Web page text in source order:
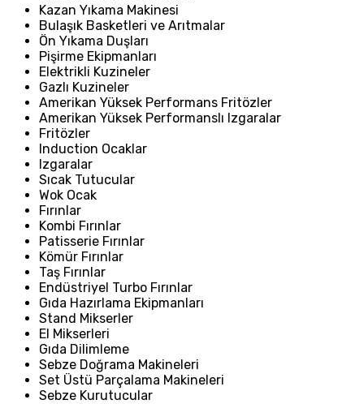
Kazan Yıkama Makinesi
Bulaşık Basketleri ve Arıtmalar
Ön Yıkama Duşları
Pişirme Ekipmanları
Elektrikli Kuzineler
Gazlı Kuzineler
Amerikan Yüksek Performans Fritözler
Amerikan Yüksek Performanslı Izgaralar
Fritözler
Induction Ocaklar
Izgaralar
Sıcak Tutucular
Wok Ocak
Fırınlar
Kombi Fırınlar
Patisserie Fırınlar
Kömür Fırınlar
Taş Fırınlar
Endüstriyel Turbo Fırınlar
Gıda Hazırlama Ekipmanları
Stand Mikserler
El Mikserleri
Gıda Dilimleme
Sebze Doğrama Makineleri
Set Üstü Parçalama Makineleri
Sebze Kurutucular